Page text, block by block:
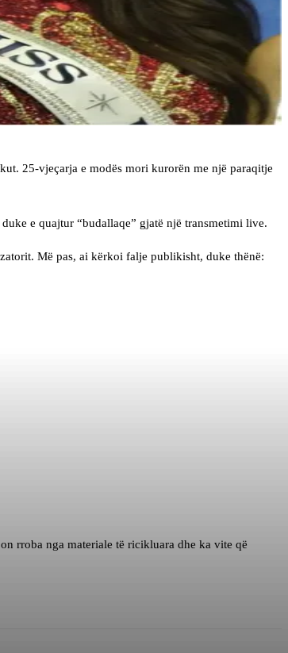
25-vjeçarja e modës mori kurorën me një paraqitje
e quajtur “budallaqe” gjatë një transmetimi live.
Më pas, ai kërkoi falje publikisht, duke thënë:
rroba nga materiale të ricikluara dhe ka vite që